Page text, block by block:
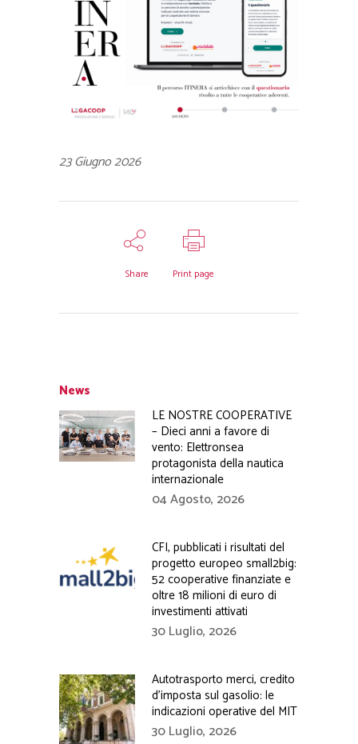
23 Giugno 2026
Share Print page
News
LE NOSTRE COOPERATIVE
– Dieci anni a favore di
vento: Elettronsea
protagonista della nautica
internazionale
04 Agosto, 2026
CFI, pubblicati i risultati del
progetto europeo small2big:
52 cooperative finanziate e
oltre 18 milioni di euro di
investimenti attivati
30 Luglio, 2026
Autotrasporto merci, credito
d’imposta sul gasolio: le
indicazioni operative del MIT
30 Luglio, 2026